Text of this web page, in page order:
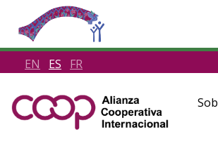
EN ES FR